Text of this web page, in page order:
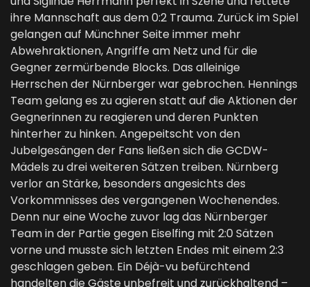
ihre Mannschaft aus dem 0:2 Trauma. Zurück im Spiel
gelangen auf Münchner Seite immer mehr
Abwehraktionen, Angriffe am Netz und für die
Gegner zermürbende Blocks. Das alleinige
Herrschen der Nürnberger war gebrochen. Hennings
Team gelang es zu agieren statt auf die Aktionen der
Gegnerinnen zu reagieren und deren Punkten
hinterher zu hinken. Angepeitscht von den
Jubelgesängen der Fans ließen sich die GCDW-
Mädels zu drei weiteren Sätzen treiben. Nürnberg
verlor an Stärke, besonders angesichts des
Vorkommnisses des vergangenen Wochenendes.
Denn nur eine Woche zuvor lag das Nürnberger
Team in der Partie gegen Eiselfing mit 2:0 Sätzen
vorne und musste sich letzten Endes mit einem 2:3
geschlagen geben. Ein Déjà-vu befürchtend
handelten die Gäste unbefreit und zurückhaltend –